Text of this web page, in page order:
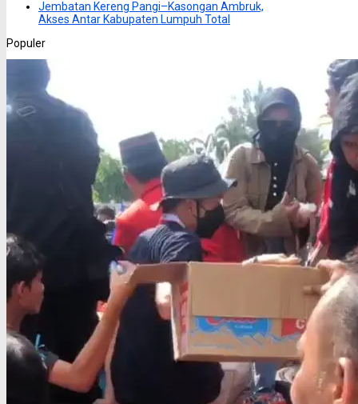
Jembatan Kereng Pangi–Kasongan Ambruk,
Akses Antar Kabupaten Lumpuh Total
Populer